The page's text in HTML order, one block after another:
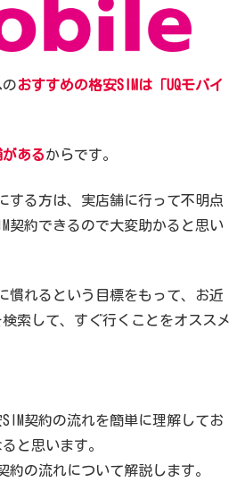
おすすめの格安SIMは「UQモバイ
あるからです。
する方は、実店舗に行って不明点
契約できるので大変助かると思い
慣れるという目標をもって、お近
検索して、すぐ行くことをオススメ
契約の流れを簡単に理解してお
と思います。
約の流れについて解説します。